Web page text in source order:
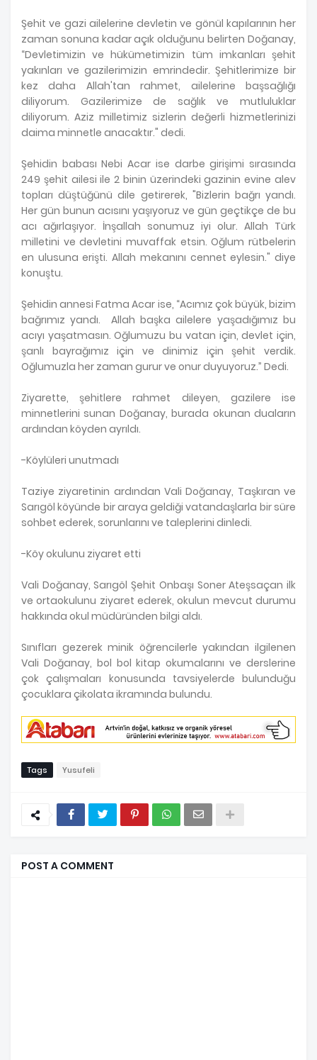
Şehit ve gazi ailelerine devletin ve gönül kapılarının her
zaman sonuna kadar açık olduğunu belirten Doğanay,
“Devletimizin ve hükümetimizin tüm imkanları şehit
yakınları ve gazilerimizin emrindedir. Şehitlerimize bir
kez daha Allah'tan rahmet, ailelerine başsağlığı
diliyorum. Gazilerimize de sağlık ve mutluluklar
diliyorum. Aziz milletimiz sizlerin değerli hizmetlerinizi
daima minnetle anacaktır." dedi.
Şehidin babası Nebi Acar ise darbe girişimi sırasında
249 şehit ailesi ile 2 binin üzerindeki gazinin evine alev
topları düştüğünü dile getirerek, "Bizlerin bağrı yandı.
Her gün bunun acısını yaşıyoruz ve gün geçtikçe de bu
acı ağırlaşıyor. İnşallah sonumuz iyi olur. Allah Türk
milletini ve devletini muvaffak etsin. Oğlum rütbelerin
en ulusuna erişti. Allah mekanını cennet eylesin." diye
konuştu.
Şehidin annesi Fatma Acar ise, “Acımız çok büyük, bizim
bağrımız yandı. Allah başka ailelere yaşadığımız bu
acıyı yaşatmasın. Oğlumuzu bu vatan için, devlet için,
şanlı bayrağımız için ve dinimiz için şehit verdik.
Oğlumuzla her zaman gurur ve onur duyuyoruz.” Dedi.
Ziyarette, şehitlere rahmet dileyen, gazilere ise
minnetlerini sunan Doğanay, burada okunan duaların
ardından köyden ayrıldı.
-Köylüleri unutmadı
Taziye ziyaretinin ardından Vali Doğanay, Taşkıran ve
Sarıgöl köyünde bir araya geldiği vatandaşlarla bir süre
sohbet ederek, sorunlarını ve taleplerini dinledi.
-Köy okulunu ziyaret etti
Vali Doğanay, Sarıgöl Şehit Onbaşı Soner Ateşsaçan ilk
ve ortaokulunu ziyaret ederek, okulun mevcut durumu
hakkında okul müdüründen bilgi aldı.
Sınıfları gezerek minik öğrencilerle yakından ilgilenen
Vali Doğanay, bol bol kitap okumalarını ve derslerine
çok çalışmaları konusunda tavsiyelerde bulunduğu
çocuklara çikolata ikramında bulundu.
Tags Yusufeli
POST A COMMENT